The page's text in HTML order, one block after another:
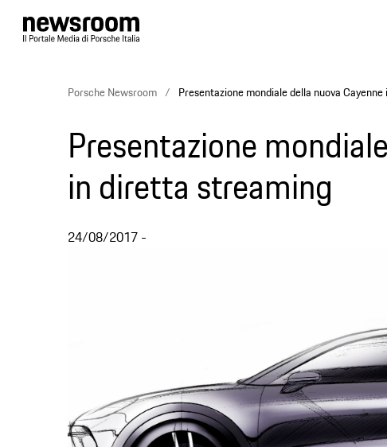
Porsche Newsroom Presentazione mondiale della nuova
Presentazione
in diretta streaming
24/08/2017